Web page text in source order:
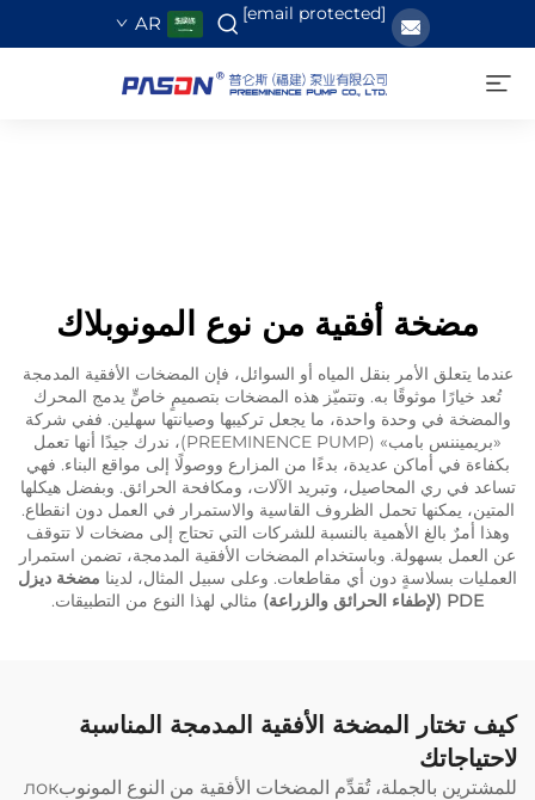
[email protected]
AR
مضخة أفقية من نوع المونوبلاك
عندما يتعلق الأمر بنقل المياه أو السوائل، فإن المضخات الأفقية المدمجة
تُعد خيارًا موثوقًا به. وتتميّز هذه المضخات بتصميمٍ خاصٍّ يدمج المحرك
والمضخة في وحدة واحدة، ما يجعل تركيبها وصيانتها سهلين. ففي شركة
«بريميننس بامب» (PREEMINENCE PUMP)، ندرك جيدًا أنها تعمل
بكفاءة في أماكن عديدة، بدءًا من المزارع ووصولًا إلى مواقع البناء. فهي
تساعد في ري المحاصيل، وتبريد الآلات، ومكافحة الحرائق. وبفضل هيكلها
المتين، يمكنها تحمل الظروف القاسية والاستمرار في العمل دون انقطاع.
وهذا أمرٌ بالغ الأهمية بالنسبة للشركات التي تحتاج إلى مضخات لا تتوقف
عن العمل بسهولة. وباستخدام المضخات الأفقية المدمجة، تضمن استمرار
العمليات بسلاسةٍ دون أي مقاطعات. وعلى سبيل المثال، لدينا مضخة ديزل
PDE (لإطفاء الحرائق والزراعة)
مثالي لهذا النوع من التطبيقات.
كيف تختار المضخة الأفقية المدمجة المناسبة
لاحتياجاتك
للمشترين بالجملة، تُقدِّم المضخات الأفقية من النوع المونوبлок